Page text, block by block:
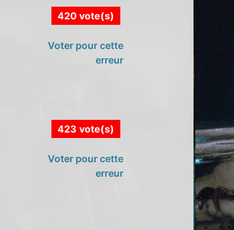
420 vote(s)
Voter pour cette
erreur
423 vote(s)
Voter pour cette
erreur